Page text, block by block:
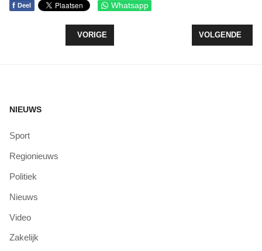
f Deel Whatsapp
VORIG ARTIKEL: WILLEM HOVING OPENT DIT
VORIGE VOLGENDE
VOLGENDE
NIEUWS
Sport
Regionieuws
Politiek
Nieuws
Video
Zakelijk